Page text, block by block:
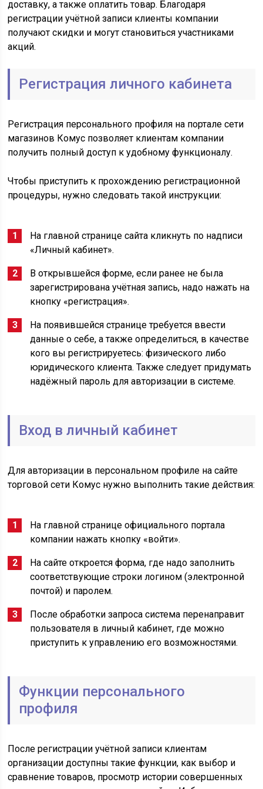
доставку, а также оплатить товар. Благодаря
регистрации учётной записи клиенты компании
получают скидки и могут становиться участниками
акций.
Регистрация личного кабинета
Регистрация персонального профиля на портале сети
магазинов Комус позволяет клиентам компании
получить полный доступ к удобному функционалу.
Чтобы приступить к прохождению регистрационной
процедуры, нужно следовать такой инструкции:
На главной странице сайта кликнуть по надписи
«Личный кабинет».
В открывшейся форме, если ранее не была
зарегистрирована учётная запись, надо нажать на
кнопку «регистрация».
На появившейся странице требуется ввести
данные о себе, а также определиться, в качестве
кого вы регистрируетесь: физического либо
юридического клиента. Также следует придумать
надёжный пароль для авторизации в системе.
Вход в личный кабинет
Для авторизации в персональном профиле на сайте
торговой сети Комус нужно выполнить такие действия:
На главной странице официального портала
компании нажать кнопку «войти».
На сайте откроется форма, где надо заполнить
соответствующие строки логином (электронной
почтой) и паролем.
После обработки запроса система перенаправит
пользователя в личный кабинет, где можно
приступить к управлению его возможностями.
Функции персонального
профиля
После регистрации учётной записи клиентам
организации доступны такие функции, как выбор и
сравнение товаров, просмотр истории совершенных